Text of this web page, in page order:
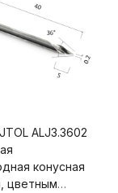
ALJ3.3602
конусная
цветным